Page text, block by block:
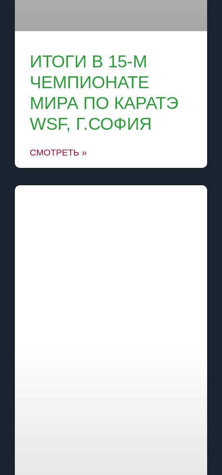
ИТОГИ В 15-М
ЧЕМПИОНАТЕ
МИРА ПО КАРАТЭ
WSF, Г.СОФИЯ
СМОТРЕТЬ »